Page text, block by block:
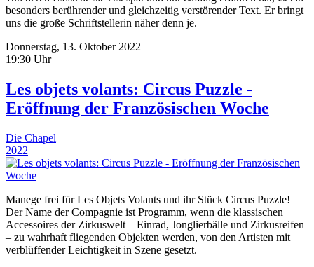
besonders berührender und gleichzeitig verstörender Text. Er bringt
uns die große Schriftstellerin näher denn je.
Donnerstag, 13. Oktober 2022
19:30 Uhr
Les objets volants: Circus Puzzle -
Eröffnung der Französischen Woche
Die Chapel
2022
Manege frei für Les Objets Volants und ihr Stück Circus Puzzle!
Der Name der Compagnie ist Programm, wenn die klassischen
Accessoires der Zirkuswelt – Einrad, Jonglierbälle und Zirkusreifen
– zu wahrhaft fliegenden Objekten werden, von den Artisten mit
verblüffender Leichtigkeit in Szene gesetzt.